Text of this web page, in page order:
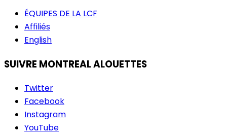
ÉQUIPES DE LA LCF
Affiliés
English
SUIVRE MONTREAL ALOUETTES
Twitter
Facebook
Instagram
YouTube